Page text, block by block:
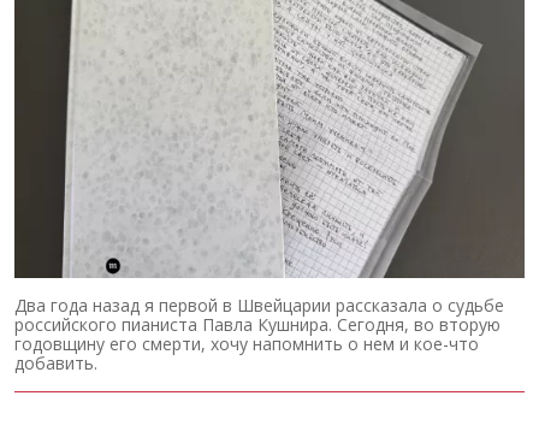
Два года назад я первой в Швейцарии рассказала о судьбе
российского пианиста Павла Кушнира. Сегодня, во вторую
годовщину его смерти, хочу напомнить о нем и кое-что
добавить.